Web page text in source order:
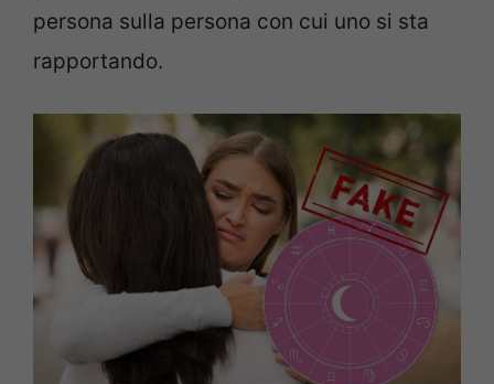
persona sulla persona con cui uno si sta
rapportando.